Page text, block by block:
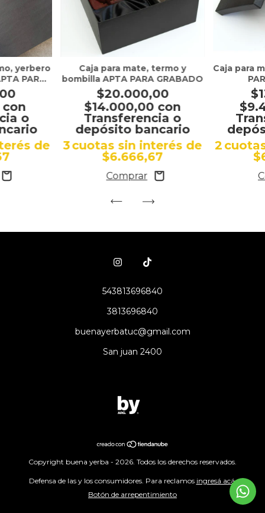
yerbero
PARA
con
o
de
Caja para mate, termo y
bombilla APTA PARA GRABADO
$20.000,00
$14.000,00 con
Transferencia o
depósito bancario
3cuotas sin interés de
$6.666,67
Caja para
2
543813696840
3813696840
buenayerbatuc@gmail.com
San juan 2400
Copyright buena yerba - 2026. Todos los derechos reservados.
Defensa de las y los consumidores. Para reclamos ingresá acá.
Botón de arrepentimiento